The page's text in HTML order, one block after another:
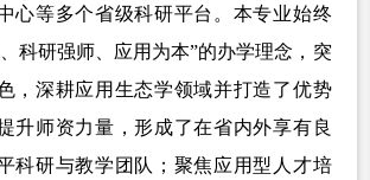
心等多个省级科研平台。本专业始终
科研强师、应用为本”的办学理念，突
，深耕应用生态学领域并打造了优势
升师资力量，形成了在省内外享有良
科研与教学团队；聚焦应用型人才培